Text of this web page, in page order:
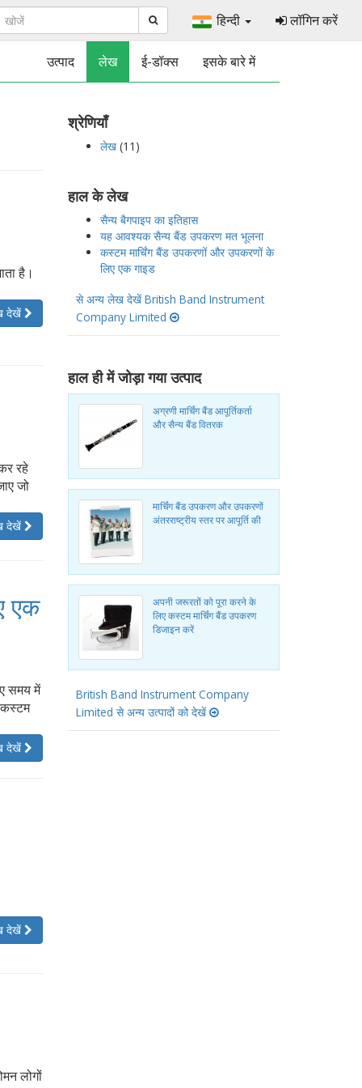
हिन्दी लॉगिन करें
उत्पाद लेख ई-डॉक्स इसके बारे में
है।
देखें
रहे
जो
देखें
एक
समय में
कस्टम
देखें
देखें
लोगों
श्रेणियाँ
लेख (11)
हाल के लेख
सैन्य बैगपाइप का इतिहास
यह आवश्यक सैन्य बैंड उपकरण मत भूलना
कस्टम मार्चिंग बैंड उपकरणों और उपकरणों के
लिए एक गाइड
से अन्य लेख देखें British Band Instrument
Company Limited
हाल ही में जोड़ा गया उत्पाद
अग्रणी मार्चिंग बैंड आपूर्तिकर्ता
और सैन्य बैंड वितरक
मार्चिंग बैंड उपकरण और उपकरणों
अंतरराष्ट्रीय स्तर पर आपूर्ति की
अपनी जरूरतों को पूरा करने के
लिए कस्टम मार्चिंग बैंड उपकरण
डिजाइन करें
British Band Instrument Company
Limited से अन्य उत्पादों को देखें